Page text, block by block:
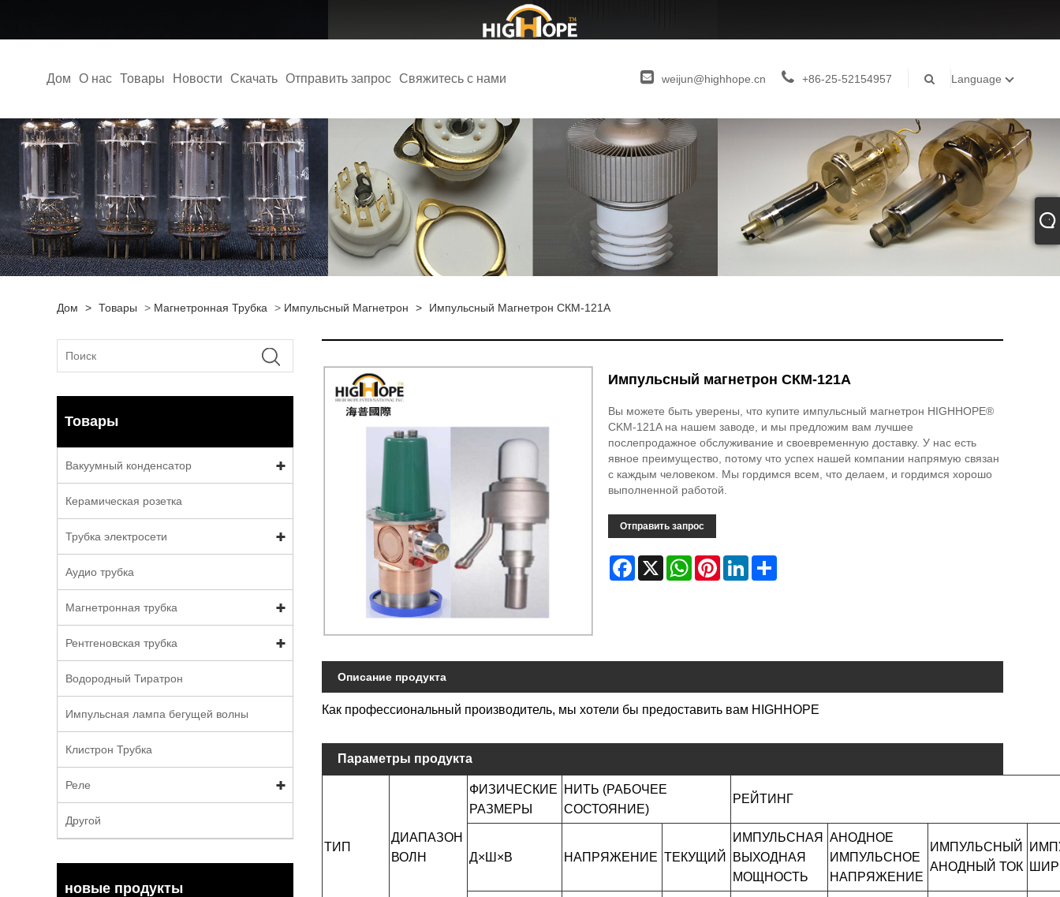
Дом О нас Товары Новости Скачать Отправить запрос Свяжитесь с нами weijun@highhope.cn +86-25-52154957 Language
Дом > Товары > Магнетронная Трубка > Импульсный Магнетрон > Импульсный Магнетрон СКМ-121А
Товары
Вакуумный конденсатор
Керамическая розетка
Трубка электросети
Аудио трубка
Магнетронная трубка
Рентгеновская трубка
Водородный Тиратрон
Импульсная лампа бегущей волны
Клистрон Трубка
Реле
Другой
новые продукты
Импульсный магнетрон СКМ-121А
Вы можете быть уверены, что купите импульсный магнетрон HIGHHOPE®
CKM-121A на нашем заводе, и мы предложим вам лучшее
послепродажное обслуживание и своевременную доставку. У нас есть
явное преимущество, потому что успех нашей компании напрямую связан
с каждым человеком. Мы гордимся всем, что делаем, и гордимся хорошо
выполненной работой.
Отправить запрос
Facebook
X WhatsAppPinterestLinkedInShare
Описание продукта
Как профессиональный производитель, мы хотели бы предоставить вам HIGHHOPE
Параметры продукта
ТИП
ДИАПАЗОН
ВОЛН
ФИЗИЧЕСКИЕ
РАЗМЕРЫ
НИТЬ (РАБОЧЕЕ
СОСТОЯНИЕ)
РЕЙТИНГ
Д×Ш×В НАПРЯЖЕНИЕ ТЕКУЩИЙ
ИМПУЛЬСНАЯ
ВЫХОДНАЯ
МОЩНОСТЬ
АНОДНОЕ
ИМПУЛЬСНОЕ
НАПРЯЖЕНИЕ
ИМПУЛЬСНЫЙ
АНОДНЫЙ ТОК